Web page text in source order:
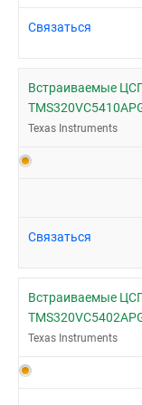
Связаться
Встраиваемые
Texas Instruments
Связаться
Встраиваемые
Texas Instruments